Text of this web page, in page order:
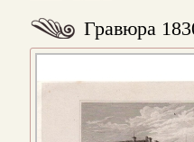
Гравюра